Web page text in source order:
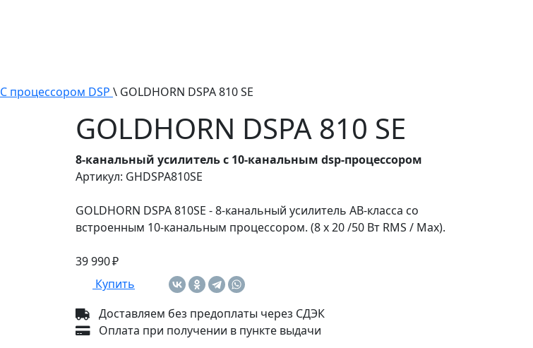
С процессором DSP \ GOLDHORN DSPA 810 SE
GOLDHORN DSPA 810 SE
8-канальный усилитель с 10-канальным dsp-процессором
Артикул: GHDSPA810SE
GOLDHORN DSPA 810SE - 8-канальный усилитель AB-класса со
встроенным 10-канальным процессором. (8 x 20 /50 Вт RMS / Max).
39 990 ₽
Купить
Доставляем без предоплаты через СДЭК
Оплата при получении в пункте выдачи